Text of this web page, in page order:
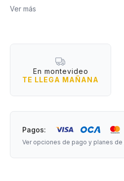
¿Sos de lxs que llegan al
pro”, entra perfecto en cualquier
Desconectá, disfrutá nuevos
expeciencias juntos en
Ver más
En montevideo
TE LLEGA MAÑANA
Pagos:
Ver opciones de pago y planes de